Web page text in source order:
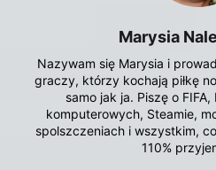
Marysia
Nazywam się Marysia i
graczy, którzy kochają piłkę
samo jak ja. Piszę o
komputerowych, Steamie,
spolszczeniach i wszystkim,
110%